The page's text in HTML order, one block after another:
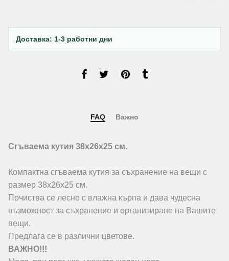
Доставка: 1-3 работни дни
FAQ Важно
Сгъваема кутия 38х26х25 см.
Компактна сгъваема кутия за съхранение на вещи с
размер 38х26х25 см.
Почиства се лесно с влажна кърпа и дава чудесна
възможност за съхранение и организиране на Вашите
вещи.
Предлага се в различни цветове.
ВАЖНО!!!